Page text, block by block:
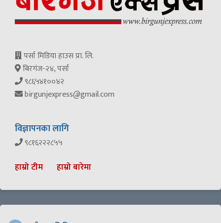
पर्सा मिडिया हाउस प्रा. लि.
बिरगंज-२४, पर्सा
९८६५४१००४२
birgunjexpress@gmail.com
विज्ञापनका लागि
९८१६२२२८५५
हाम्रो टीम हाम्रो बारेमा